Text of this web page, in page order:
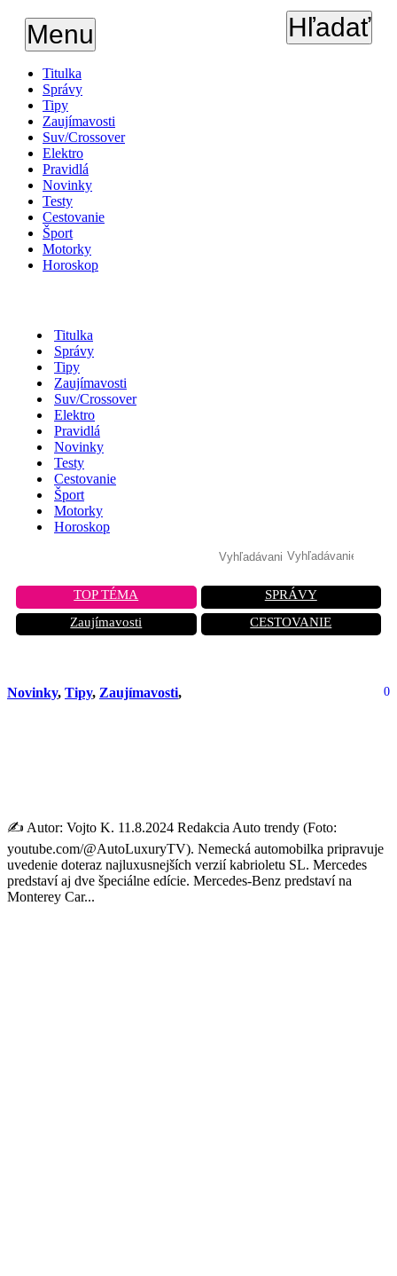
Menu Hľadať
Titulka
Správy
Tipy
Zaujímavosti
Suv/Crossover
Elektro
Pravidlá
Novinky
Testy
Cestovanie
Šport
Motorky
Horoskop
Titulka
Správy
Tipy
Zaujímavosti
Suv/Crossover
Elektro
Pravidlá
Novinky
Testy
Cestovanie
Šport
Motorky
Horoskop
TOP TÉMA
SPRÁVY
Zaujímavosti
CESTOVANIE
Novinky, Tipy, Zaujímavosti, 0
✍️ Autor: Vojto K. 11.8.2024 Redakcia Auto trendy (Foto:
youtube.com/@AutoLuxuryTV). Nemecká automobilka pripravuje
uvedenie doteraz najluxusnejších verzií kabrioletu SL. Mercedes
predstaví aj dve špeciálne edície. Mercedes-Benz predstaví na
Monterey Car...